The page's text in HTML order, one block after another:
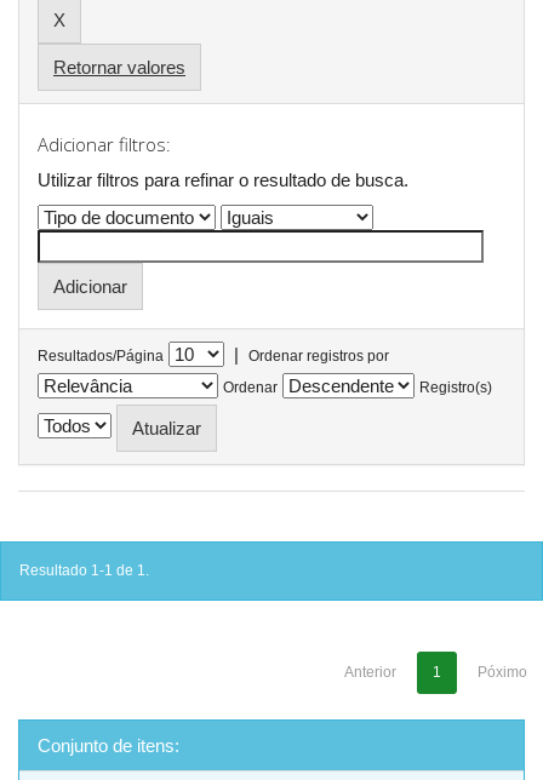
Retornar valores
Adicionar filtros:
Utilizar filtros para refinar o resultado de busca.
Resultados/Página |
Ordenar registros por
Ordenar
Registro(s)
Resultado 1-1 de 1.
Anterior 1 Póximo
Conjunto de itens: